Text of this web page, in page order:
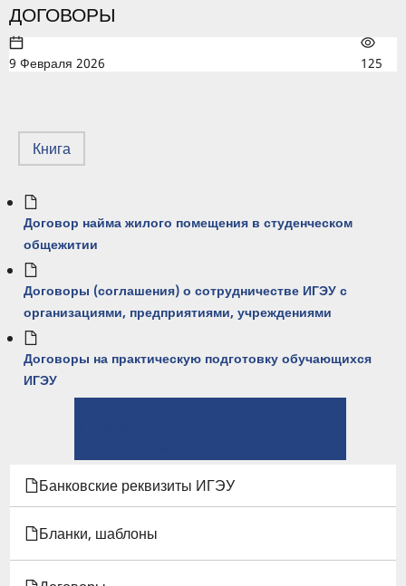
ДОГОВОРЫ
9 Февраля 2026 125
Книга
Договор найма жилого помещения в студенческом
общежитии
Договоры (соглашения) о сотрудничестве ИГЭУ с
организациями, предприятиями, учреждениями
Договоры на практическую подготовку обучающихся
ИГЭУ
КНИГИ
ДЛЯ
ДОГОВОРЫ
Банковские реквизиты ИГЭУ
Бланки, шаблоны